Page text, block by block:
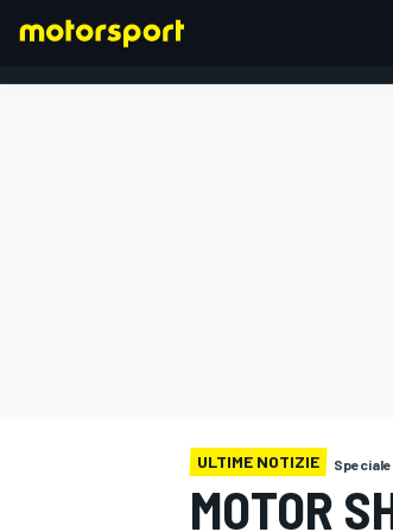
ULTIME NOTIZIE Speciale
MOTOR